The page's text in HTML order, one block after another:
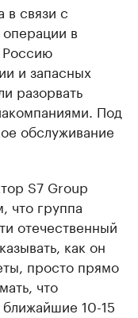
в связи с
в
Россию
и запасных
разорвать
Под
обслуживание
S7 Group
что группа
отечественный
как он
просто прямо
что
10-15